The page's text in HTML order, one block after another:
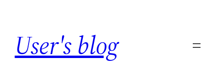
content
User's blog